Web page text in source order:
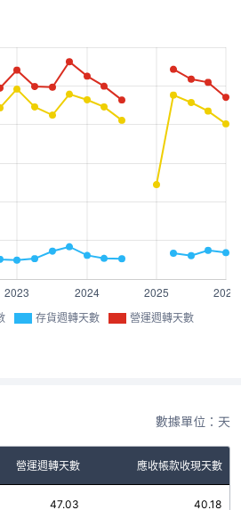
存貨週轉天數 營運週轉天數
數據單位：天
營運週轉天數 應收帳款收現天數
47.03 40.18